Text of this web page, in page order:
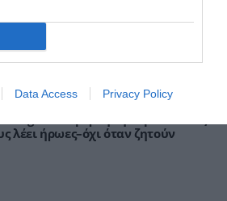
Data Access Privacy Policy
λέει ήρωες–όχι όταν ζητούν